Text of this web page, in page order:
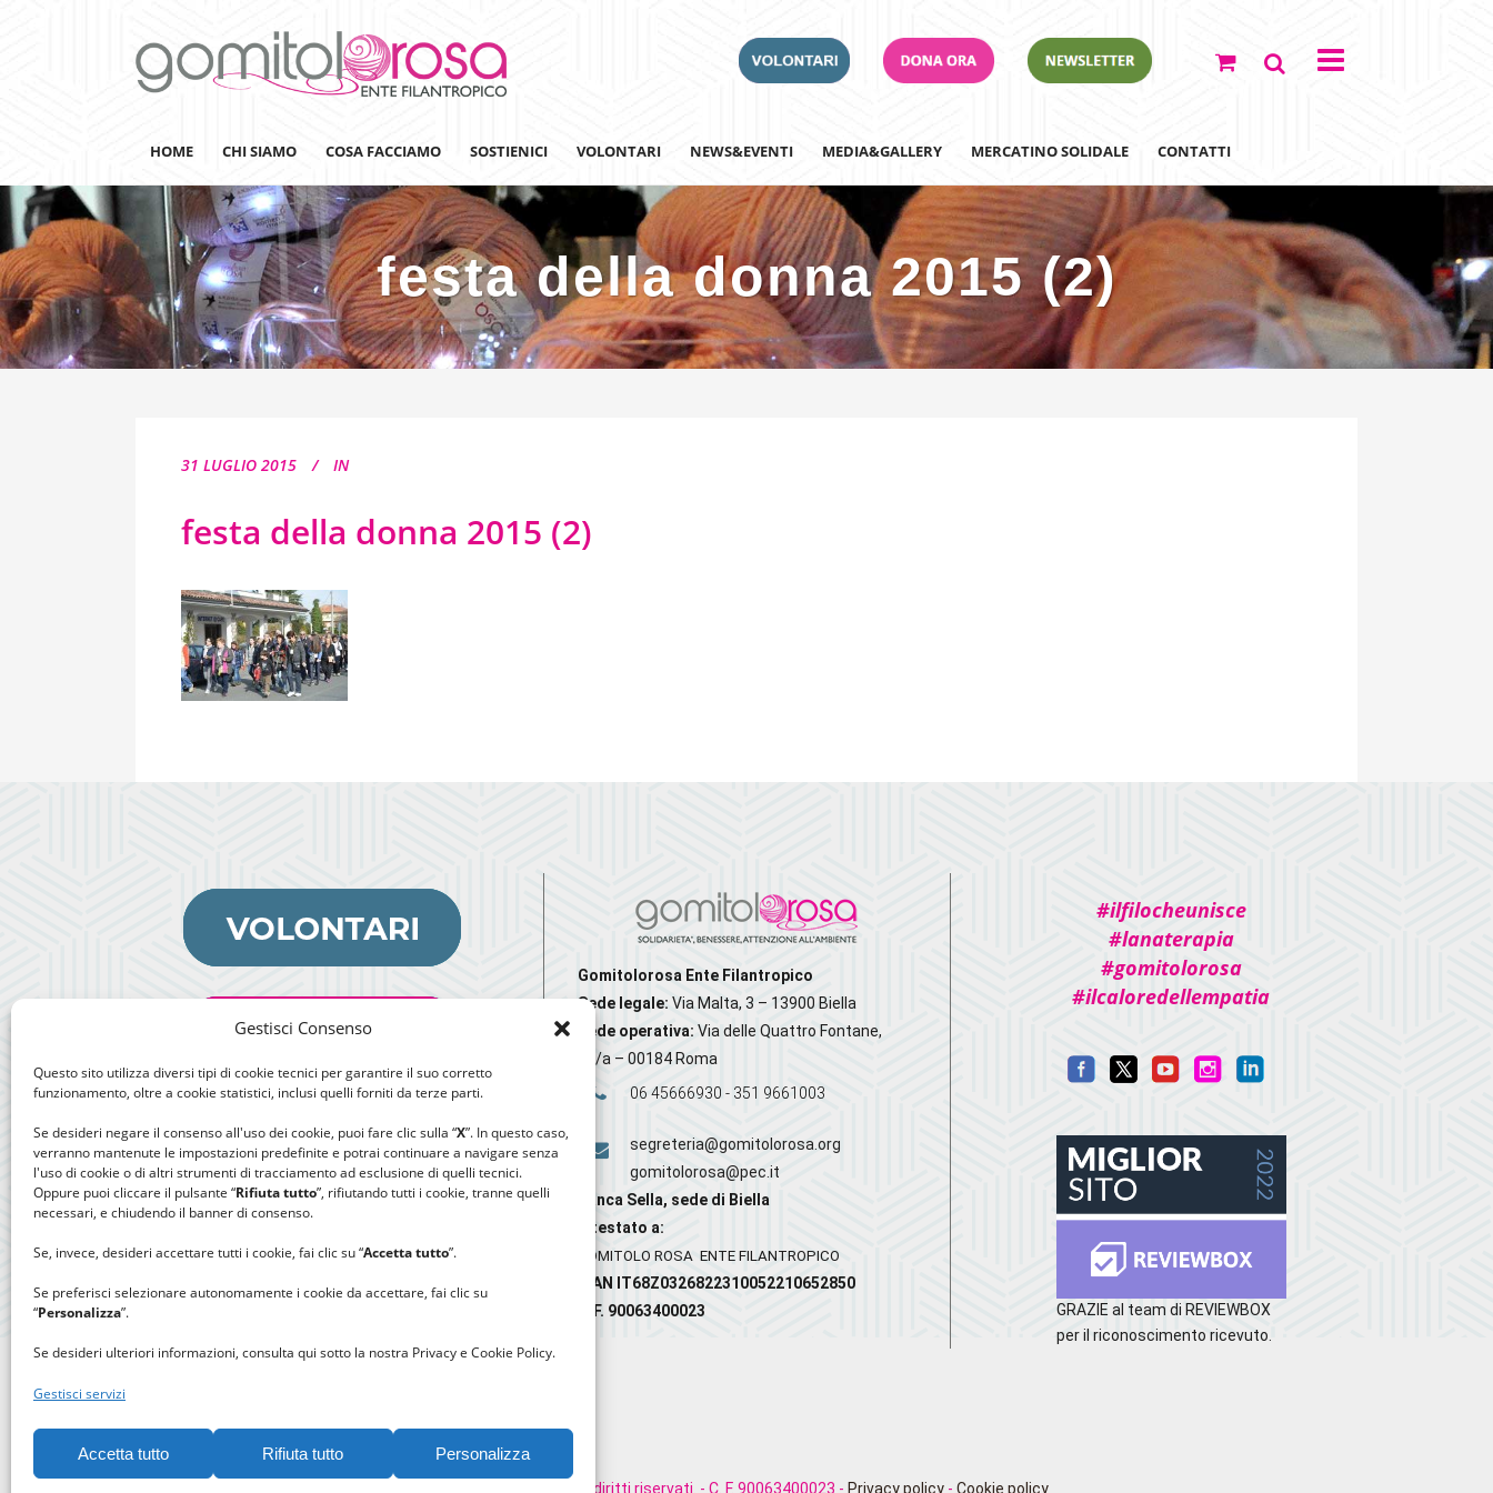
Gestisci Consenso
Questo sito utilizza diversi tipi di cookie tecnici per garantire il suo corretto
funzionamento, oltre a cookie statistici, inclusi quelli forniti da terze parti.
Se desideri negare il consenso all'uso dei cookie, puoi fare clic sulla “X”. In questo caso,
verranno mantenute le impostazioni predefinite e potrai continuare a navigare senza
l'uso di cookie o di altri strumenti di tracciamento ad esclusione di quelli tecnici.
Oppure puoi cliccare il pulsante “Rifiuta tutto”, rifiutando tutti i cookie, tranne quelli
necessari, e chiudendo il banner di consenso.
Se, invece, desideri accettare tutti i cookie, fai clic su “Accetta tutto”.
Se preferisci selezionare autonomamente i cookie da accettare, fai clic su
“Personalizza”.
Se desideri ulteriori informazioni, consulta qui sotto la nostra Privacy e Cookie Policy.
Gestisci servizi
Accetta tutto Rifiuta tutto Personalizza
HOME CHI SIAMO COSA FACCIAMO
Lanaterapia
Ricerca
Sensibilizzazione
SOSTIENICI
Adotta un Ospedale
Team Building
VOLONTARI NEWS&EVENTI MEDIA&GALLERY MERCATINO SOLIDALE CONTATTI
festa della donna 2015 (2)
31 LUGLIO 2015 IN
festa della donna 2015 (2)
Gomitolorosa Ente Filantropico
Sede legale: Via Malta, 3 – 13900 Biella
Sede operativa: Via delle Quattro Fontane,
20/a – 00184 Roma
06 45666930 - 351 9661003
segreteria@gomitolorosa.org
gomitolorosa@pec.it
Banca Sella, sede di Biella
Intestato a:
GOMITOLO ROSA ENTE FILANTROPICO
IBAN IT68Z0326822310052210652850
C.F. 90063400023
#ilfilocheunisce
#lanaterapia
#gomitolorosa
#ilcaloredellempatia
GRAZIE al team di REVIEWBOX
per il riconoscimento ricevuto.
Gomitolorosa. Tutti i diritti riservati. - C. F. 90063400023 - Privacy policy - Cookie policy